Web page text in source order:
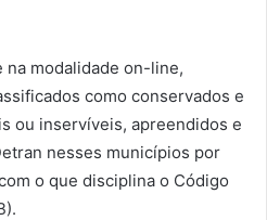
na modalidade on-line,
como conservados e
ou inservíveis, apreendidos e
nesses municípios por
o que disciplina o Código